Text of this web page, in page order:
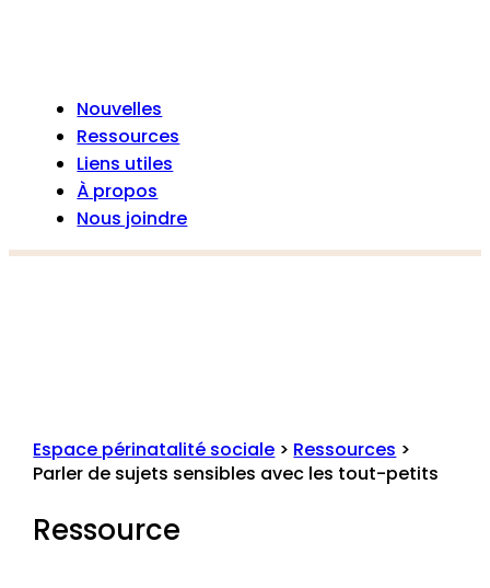
Nouvelles
Ressources
Liens utiles
À propos
Nous joindre
Espace périnatalité sociale > Ressources >
Parler de sujets sensibles avec les tout-petits
Ressource